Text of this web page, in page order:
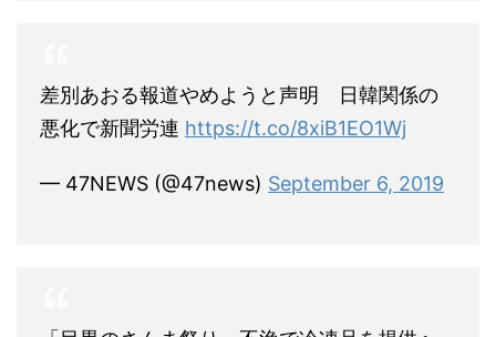
差別あおる報道やめようと声明 日韓関係の
悪化で新聞労連 https://t.co/8xiB1EO1Wj
— 47NEWS (@47news) September 6, 2019